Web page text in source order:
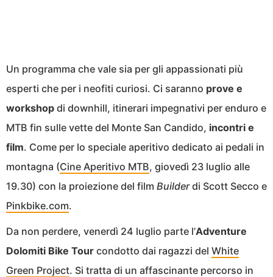
Un programma che vale sia per gli appassionati più
esperti che per i neofiti curiosi. Ci saranno prove e
workshop di downhill, itinerari impegnativi per enduro e
MTB fin sulle vette del Monte San Candido, incontri e
film. Come per lo speciale aperitivo dedicato ai pedali in
montagna (Cine Aperitivo MTB, giovedì 23 luglio alle
19.30) con la proiezione del film Builderdi Scott Secco e
Pinkbike.com.
Da non perdere, venerdì 24 luglio parte l’Adventure
Dolomiti Bike Tour condotto dai ragazzi del White
Green Project. Si tratta di un affascinante percorso in